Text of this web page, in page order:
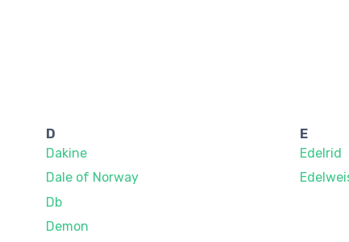
D
Dakine
Dale of Norway
Db
Demon
E
Edelrid